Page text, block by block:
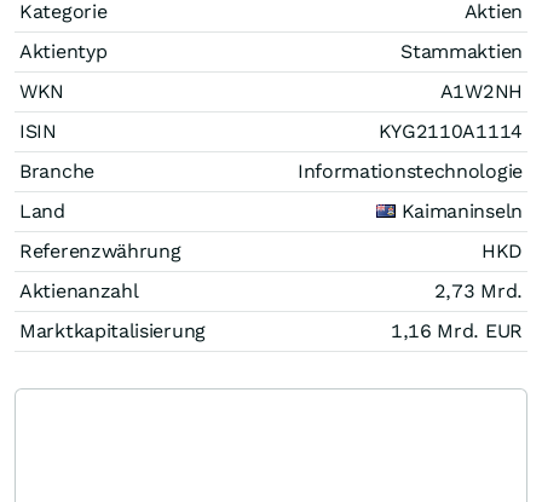
Kategorie
Aktien
Aktientyp
Stammaktien
WKN
A1W2NH
ISIN
KYG2110A1114
Branche
Informationstechnologie
Land
Kaimaninseln
Referenzwährung
HKD
Aktienanzahl
2,73 Mrd.
Marktkapitalisierung
1,16 Mrd. EUR